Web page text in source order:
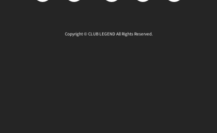
Copyright © CLUB LEGEND All Rights Reserved.